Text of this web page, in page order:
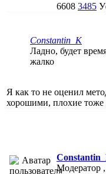
6608 3485
Constantin_K
Ладно, будет
жалко
Я как то не оценил
хорошими, плохие тоже
Модератор